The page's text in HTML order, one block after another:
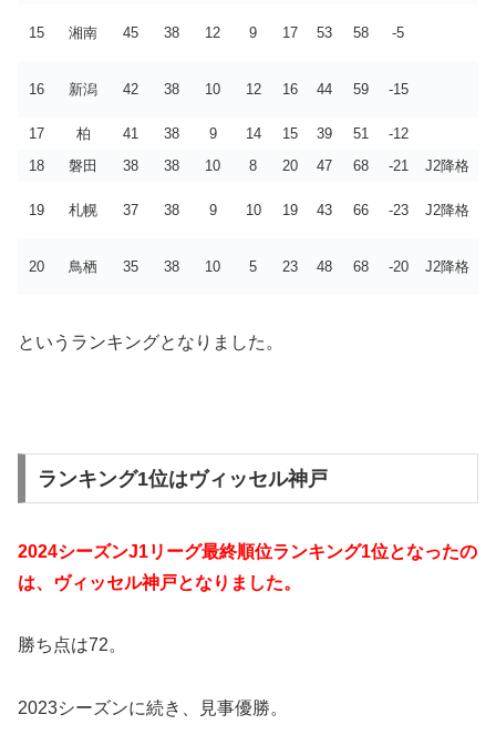
15 湘南 45 38 12 9 17 53 58 -5
16 新潟 42 38 10 12 16 44 59 -15
17 柏 41 38 9 14 15 39 51
-12
18
磐田 38 38 10 8 20 47 68 -21 J2降格
19 札幌 37 38 9 10 19 43 66 -23 J2降格
20 鳥栖 35 38 10 5 23 48 68 -20 J2降格
というランキングとなりました。
ランキング1位はヴィッセル神戸
2024シーズンJ1リーグ最終順位ランキング1位となったの
は、ヴィッセル神戸となりました。
勝ち点は72。
2023シーズンに続き、見事優勝。